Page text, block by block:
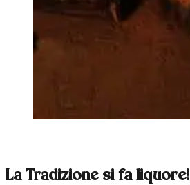
La Tradizione si fa liquore!